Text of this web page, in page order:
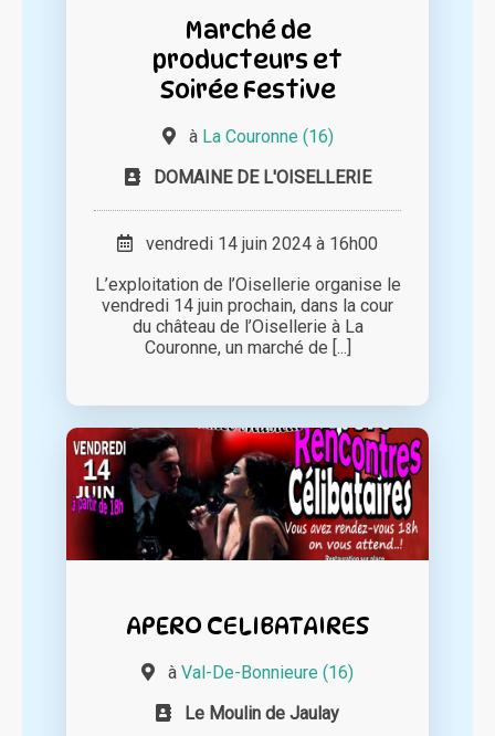
Marché de
producteurs et
Soirée Festive
à La Couronne (16)
DOMAINE DE L'OISELLERIE
vendredi 14 juin 2024 à 16h00
L’exploitation de l’Oisellerie organise le
vendredi 14 juin prochain, dans la cour
du château de l’Oisellerie à La
Couronne, un marché de [...]
APERO CELIBATAIRES
à Val-De-Bonnieure (16)
Le Moulin de Jaulay